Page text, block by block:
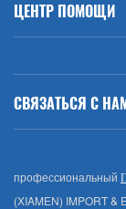
ЦЕНТР ПОМОЩИ
СВЯЗАТЬСЯ С
профессиональный
(XIAMEN) IMPORT &